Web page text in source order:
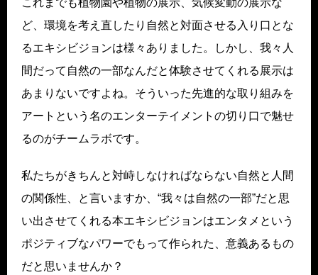
ど、環境を考え直したり自然と対面させる入り口とな
るエキシビジョンは様々ありました。しかし、我々人
間だって自然の一部なんだと体験させてくれる展示は
あまりないですよね。そういった先進的な取り組みを
アートという名のエンターテイメントの切り口で魅せ
るのがチームラボです。
私たちがきちんと対峙しなければならない自然と人間
の関係性、と言いますか、“我々は自然の一部”だと思
い出させてくれる本エキシビジョンはエンタメという
ポジティブなパワーでもって作られた、意義あるもの
だと思いませんか？